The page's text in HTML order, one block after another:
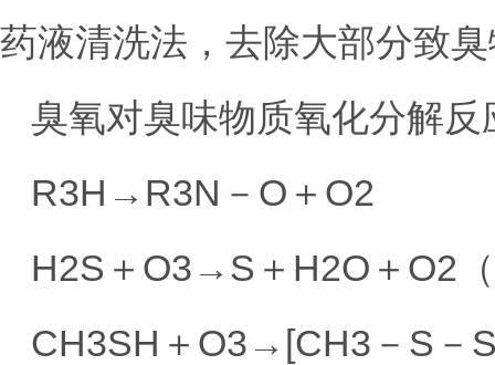
药液清洗法，去除大部分致
臭氧对臭味物质氧化分解反
R3H→R3N－O＋O2
H2S＋O3→S＋H2O＋O2
CH3SH＋O3→[CH3－S－